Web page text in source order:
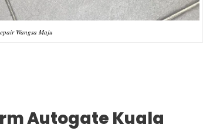
Wangsa Maju
Autogate Kuala